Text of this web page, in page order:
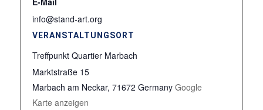
VERANSTALTUNGSORT
Treffpunkt Quartier Marbach
Marktstraße 15
Marbach am Neckar, 71672 Germany Google
Karte anzeigen
info@stand-art.org